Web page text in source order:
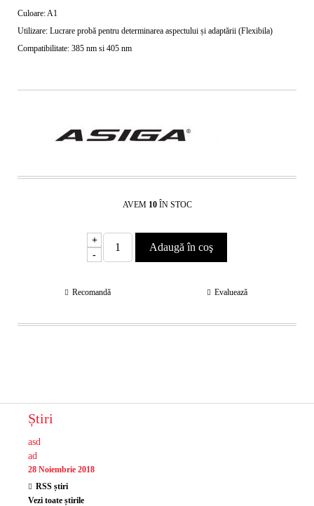
Culoare: A1
Utilizare: Lucrare probă pentru determinarea aspectului și adaptării (Flexibila)
Compatibilitate: 385 nm si 405 nm
AVEM 10 ÎN STOC
+
-
Recomandă Evaluează
Știri
asd
ad
28 Noiembrie 2018
RSS știri
Vezi toate știrile